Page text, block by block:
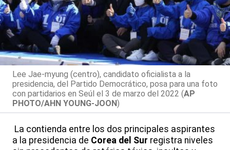
Lee Jae-myung (centro), candidato oficialista a la
presidencia, del Partido Democrático, posa para una foto
con partidarios en Seúl el 3 de marzo del 2022 (AP
PHOTO/AHN YOUNG-JOON)
La contienda entre los dos principales aspirantes
a la presidencia de Corea del Sur registra niveles